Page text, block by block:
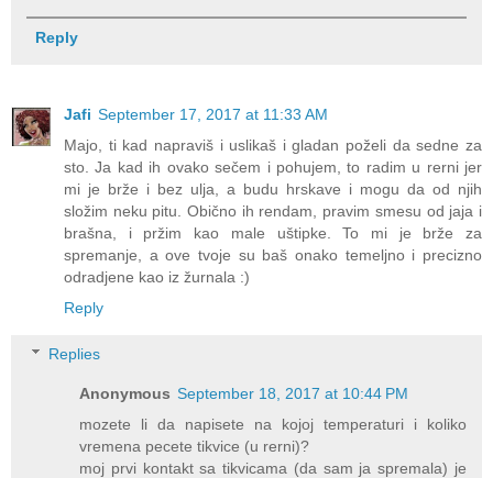
Reply
Jafi September 17, 2017 at 11:33 AM
Majo, ti kad napraviš i uslikaš i gladan poželi da sedne za
sto. Ja kad ih ovako sečem i pohujem, to radim u rerni jer
mi je brže i bez ulja, a budu hrskave i mogu da od njih
složim neku pitu. Obično ih rendam, pravim smesu od jaja i
brašna, i pržim kao male uštipke. To mi je brže za
spremanje, a ove tvoje su baš onako temeljno i precizno
odradjene kao iz žurnala :)
Reply
Replies
Anonymous September 18, 2017 at 10:44 PM
mozete li da napisete na kojoj temperaturi i koliko
vremena pecete tikvice (u rerni)?
moj prvi kontakt sa tikvicama (da sam ja spremala) je